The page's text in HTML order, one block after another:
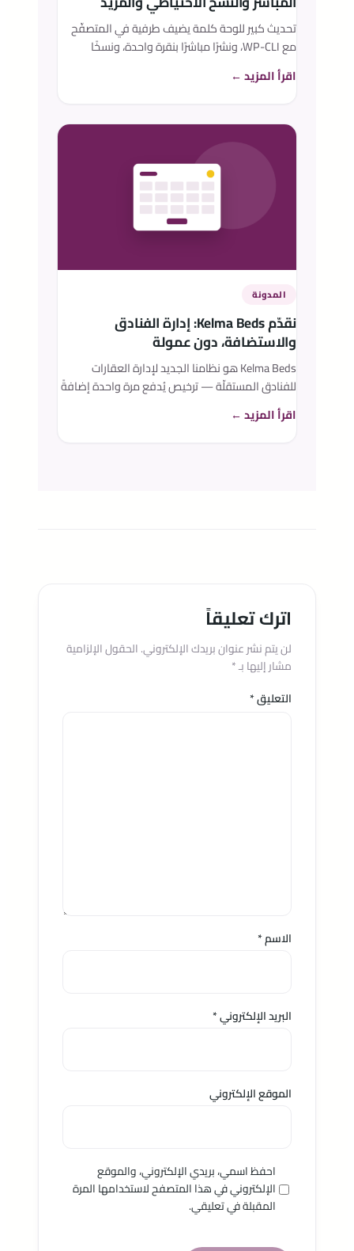
تحديث كبير للوحة كلمة يضيف طرفية في المتصفّح
مع WP-CLI، ونشرًا مباشرًا بنقرة واحدة، ونسخًا
احتياطيًا واستعادات دقيقة، ومتعاوني فريق، ومراقبة
مباشرة، وضوابط أمان لكل موقع.
اقرأ المزيد ←
المدونة
نقدّم Kelma Beds: إدارة الفنادق
والاستضافة، دون عمولة
Kelma Beds هو نظامنا الجديد لإدارة العقارات
للفنادق المستقلّة — ترخيص يُدفع مرة واحدة إضافةً
إلى استضافة مُدارة، دون أي عمولات حجز.
اقرأ المزيد ←
اترك تعليقاً
لن يتم نشر عنوان بريدك الإلكتروني.الحقول الإلزامية
مشار إليها بـ*
التعليق*
الاسم*
البريد الإلكتروني*
الموقع الإلكتروني
احفظ اسمي، بريدي الإلكتروني، والموقع
الإلكتروني في هذا المتصفح لاستخدامها المرة
المقبلة في تعليقي.